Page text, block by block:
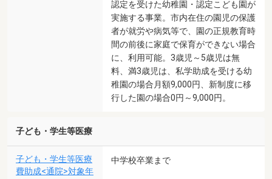
認定を受けた幼稚園・認定こども園が
実施する事業。市内在住の園児の保護
者が就労や病気等で、園の正規教育時
間の前後に家庭で保育ができない場合
に、利用可能。3歳児～5歳児は無
料、満3歳児は、私学助成を受ける幼
稚園の場合月額9,000円、新制度に移
行した園の場合0円～9,000円。
子ども・学生等医療
子ども・学生等医療
費助成<通院>対象年
中学校卒業まで